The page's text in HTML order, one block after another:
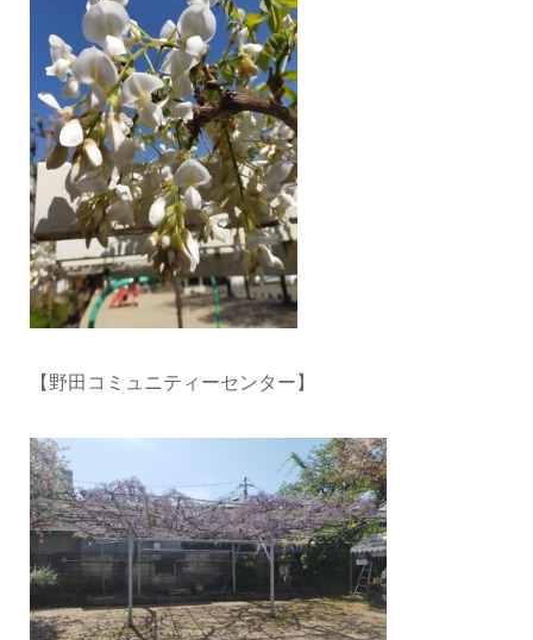
【野田コミュニティーセンター】